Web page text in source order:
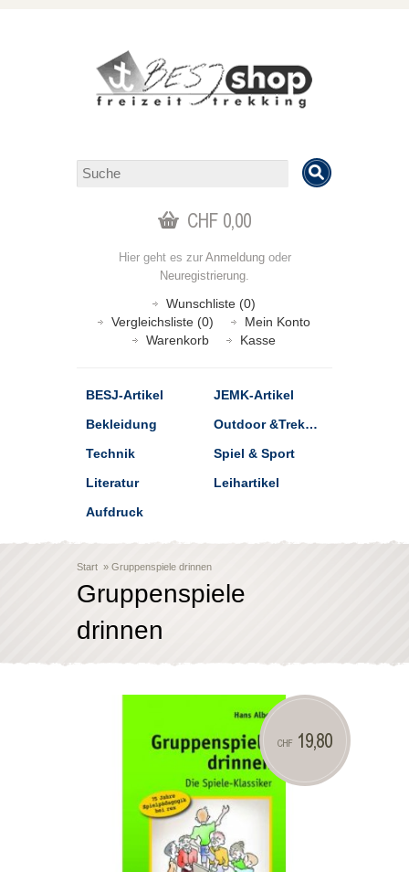
CHF 0,00
Hier geht es zur Anmeldungoder
Neuregistrierung.
Wunschliste (0)
Vergleichsliste (0)
Mein Konto
Warenkorb
Kasse
BESJ-Artikel
JEMK-Artikel
Bekleidung
Outdoor &Trekking
Technik
Spiel & Sport
Literatur
Leihartikel
Aufdruck
Start » Gruppenspiele drinnen
Gruppenspiele
drinnen
CHF 19,80